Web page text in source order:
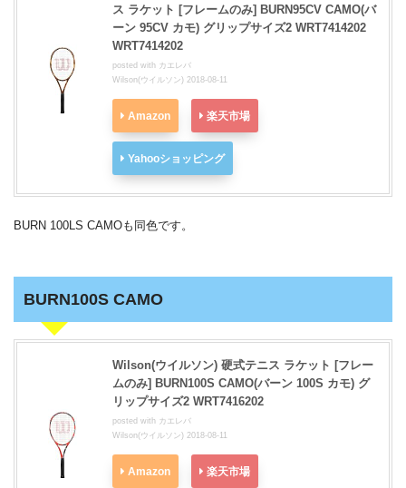
ス ラケット [フレームのみ] BURN95CV CAMO(バ
ーン 95CV カモ) グリップサイズ2 WRT7414202
WRT7414202
posted with カエレバ
Wilson(ウイルソン) 2018-08-11
Amazon 楽天市場
Yahooショッピング
BURN 100LS CAMOも同色です。
BURN100S CAMO
Wilson(ウイルソン) 硬式テニス ラケット [フレー
ムのみ] BURN100S CAMO(バーン 100S カモ) グ
リップサイズ2 WRT7416202
posted with カエレバ
Wilson(ウイルソン) 2018-08-11
Amazon 楽天市場